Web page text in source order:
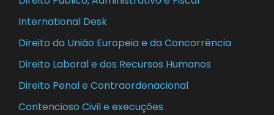
International Desk
Direito da União Europeia e da Concorrência
Direito Laboral e dos Recursos Humanos
Direito Penal e Contraordenacional
Contencioso Civil e execuções